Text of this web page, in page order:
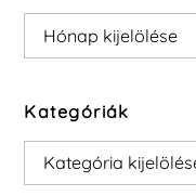
Archívum
Kategóriák
Kategóriák